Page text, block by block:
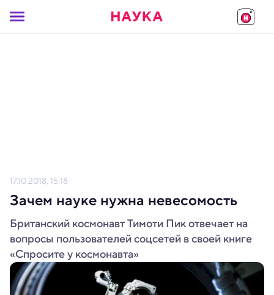
17.10.2018, 15:18
Зачем науке нужна невесомость
Британский космонавт Тимоти Пик отвечает на
вопросы пользователей соцсетей в своей книге
«Спросите у космонавта»